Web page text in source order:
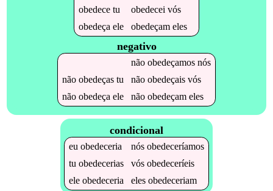
obedecetu obedecei vós
obedeça ele obedeçameles
negativo
não obedeçamosnós
não obedeçastu não obedeçaisvós
não obedeça ele não obedeçameles
condicional
eu obedeceria nós obedeceríamos
tu obedecerias vós obedeceríeis
ele obedeceria eles obedeceriam